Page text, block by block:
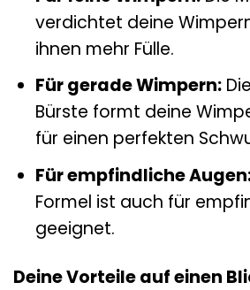
verdichtet deine
ihnen mehr Fülle.
Für gerade Wimpern:
Bürste formt deine
für einen perfekten
Für empfindliche
Formel ist auch für
geeignet.
Deine Vorteile auf einen